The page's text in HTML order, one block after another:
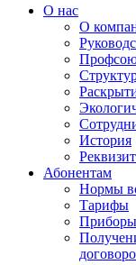
О нас
О
История
Абонентам
Нормы
Тарифы
Приборы